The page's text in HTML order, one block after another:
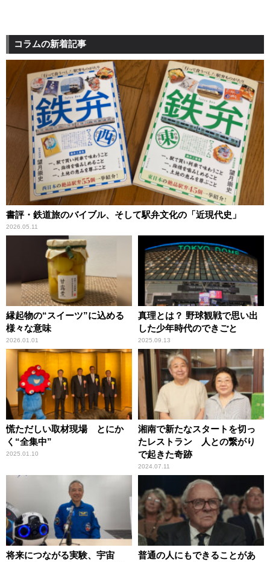
コラムの新着記事
書評・鉄道旅のバイブル、そして駅弁文化の「近現代史」
2026.05.11
縁起物の“スイーツ”に込める
様々な意味
2026.01.01
真理とは？ 野球観戦で思い出
した少年時代のできごと
2025.09.13
慌ただしい取材現場 とにか
く“全集中”
2025.01.10
湘南で新たなスタートを切っ
たレストラン 人との繋がり
で起きた奇跡
2024.07.11
将来につながる実験、宇宙
普通の人にもできることがあ